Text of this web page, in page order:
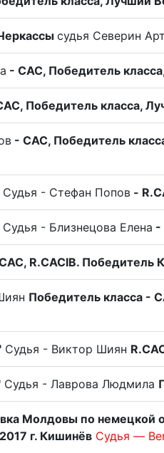
судья Северин
- САС, Победитель
Победитель класса,
- САС, Победитель
Судья - Стефан Попов -
Судья - Близнецова Елена -
R.CACIB. Победитель
Победитель класса -
Судья - Виктор Шиян
Судья - Лаврова Людмила
Молдовы по немецкой
г. Кишинёв Судья —